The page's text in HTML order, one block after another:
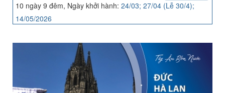
10 ngày 9 đêm, Ngày khởi hành: 24/03; 27/04 (Lễ 30/4);
14/05/2026